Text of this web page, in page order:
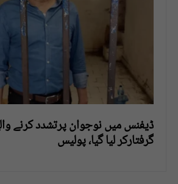
ڈیفنس میں نوجوان پرتشدد کرنے
گرفتارکر لیا گیا، پولیس